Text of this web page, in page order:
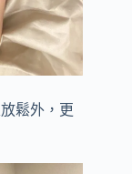
鬆外，更